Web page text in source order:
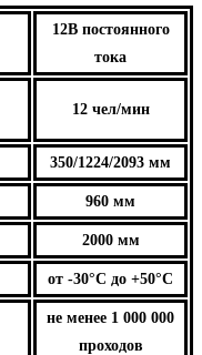
12В постоянного
тока
12 чел/мин
350/1224/2093 мм
960 мм
2000 мм
от -30°C до +50°C
не менее 1 000 000
проходов